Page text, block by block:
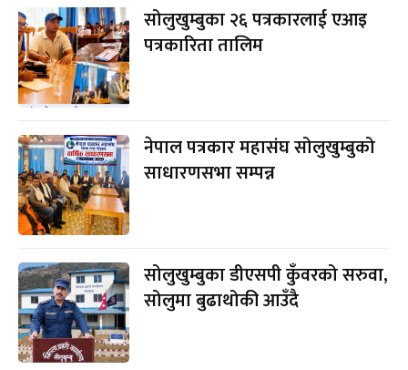
सोलुखुम्बुका २६ पत्रकारलाई एआइ
पत्रकारिता तालिम
नेपाल पत्रकार महासंघ सोलुखुम्बुको
साधारणसभा सम्पन्न
सोलुखुम्बुका डीएसपी कुँवरको सरुवा,
सोलुमा बुढाथोकी आउँदै